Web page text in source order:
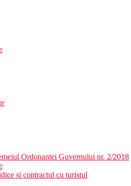
plaja si un dormitor: vila cu un dormitor
privata.
apei, cu un dormitor: vila cu un
piscina privata.
2 dormitoare, piscina privata.
stop
lounge club
controlata (una doar pentru
plaja
Ordonantei Guvernului nr. 2/2018
si contractul cu turistul